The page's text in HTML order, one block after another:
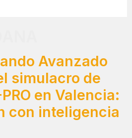
Avanzado
simulacro de
en Valencia:
con inteligencia